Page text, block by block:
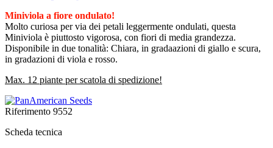
Miniviola a fiore ondulato!
Molto curiosa per via dei petali leggermente ondulati, questa
Miniviola è piuttosto vigorosa, con fiori di media grandezza.
Disponibile in due tonalità: Chiara, in gradaazioni di giallo e scura,
in gradazioni di viola e rosso.
Max. 12 piante per scatola di spedizione!
Riferimento 9552
Scheda tecnica